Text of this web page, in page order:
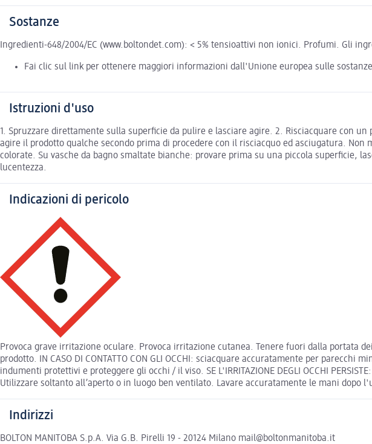
Sostanze
Ingredienti-648/2004/EC (www.boltondet.com): < 5% tensioattivi non ionici. Profumi. Gli
Fai clic sul link per ottenere maggiori informazioni dall'Unione europea sulle
Istruzioni d'uso
1. Spruzzare direttamente sulla superficie da pulire e lasciare agire. 2. Risciacquare con
agire il prodotto qualche secondo prima di procedere con il risciacquo ed asciugatura.
colorate. Su vasche da bagno smaltate bianche: provare prima su una piccola superficie,
lucentezza.
Indicazioni di pericolo
Provoca grave irritazione oculare. Provoca irritazione cutanea. Tenere fuori dalla portata
prodotto. IN CASO DI CONTATTO CON GLI OCCHI: sciacquare accuratamente per
indumenti protettivi e proteggere gli occhi / il viso. SE L'IRRITAZIONE DEGLI OCCHI
Utilizzare soltanto all’aperto o in luogo ben ventilato. Lavare accuratamente le mani dopo
Indirizzi
BOLTON MANITOBA S.p.A. Via G.B. Pirelli 19 - 20124 Milano mail@boltonmanitoba.it